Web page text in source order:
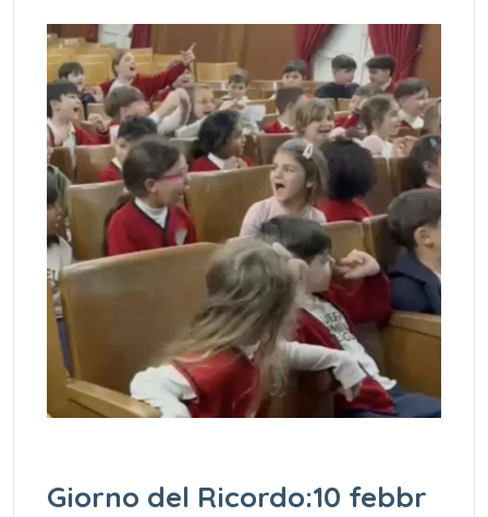
Giorno del Ricordo:10 febbr